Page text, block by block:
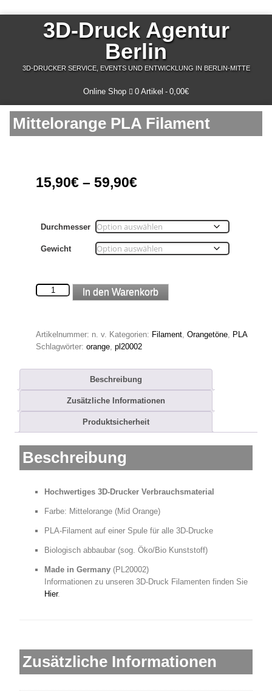
3D-Druck Agentur
Berlin
3D-DRUCKER SERVICE, EVENTS UND ENTWICKLUNG IN BERLIN-MITTE
Online Shop 0 Artikel 0,00€
Mittelorange PLA Filament
15,90€ – 59,90€
Durchmesser
Gewicht
Mittelorange
In den Warenkorb
Artikelnummer: n. v. Kategorien: Filament, Orangetöne, PLA
Schlagwörter: orange, pl20002
Beschreibung
Zusätzliche Informationen
Produktsicherheit
Beschreibung
Hochwertiges 3D-Drucker Verbrauchsmaterial
Farbe: Mittelorange (Mid Orange)
PLA-Filament auf einer Spule für alle 3D-Drucke
Biologisch abbaubar (sog. Öko/Bio Kunststoff)
Made in Germany (PL20002)
Informationen zu unseren 3D-Druck Filamenten finden Sie
Hier.
Zusätzliche Informationen